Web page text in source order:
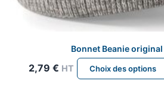
Bonnet Beanie
2,79 € HT Choix des options